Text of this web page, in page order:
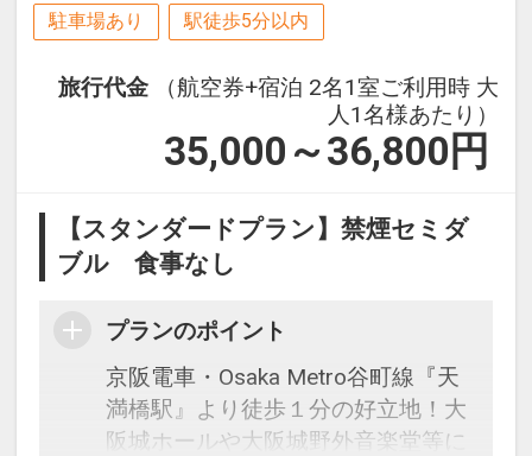
駐車場あり 駅徒歩5分以内
旅行代金
（航空券+宿泊 2名1室ご利用時 大
人1名様あたり）
35,000～36,800 円
【スタンダードプラン】禁煙セミダ
ブル 食事なし
プランのポイント
京阪電車・Osaka Metro谷町線『天
満橋駅』より徒歩１分の好立地！大
阪城ホールや大阪城野外音楽堂等に